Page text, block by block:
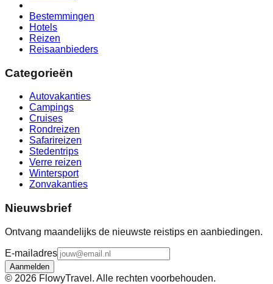
Bestemmingen
Hotels
Reizen
Reisaanbieders
Categorieën
Autovakanties
Campings
Cruises
Rondreizen
Safarireizen
Stedentrips
Verre reizen
Wintersport
Zonvakanties
Nieuwsbrief
Ontvang maandelijks de nieuwste reistips en aanbiedingen.
E-mailadres
Aanmelden
© 2026 FlowyTravel. Alle rechten voorbehouden.